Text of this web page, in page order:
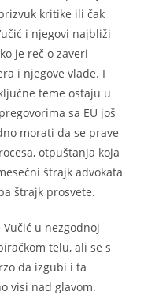
kritike ili čak
i njegovi najbliži
je reč o zaveri
i njegove vlade. I
teme ostaju u
sa EU još
morati da se prave
otpuštanja koja
štrajk advokata
štrajk prosvete.
Vučić u nezgodnoj
telu, ali se s
da izgubi i ta
visi nad glavom.